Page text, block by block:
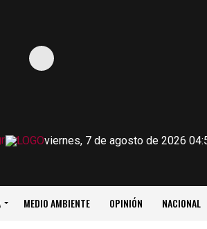
viernes, 7 de agosto de 2026
MEDIO AMBIENTE OPINIÓN NACIONAL